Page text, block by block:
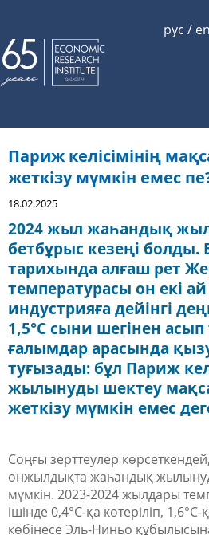
рус /
Париж келісімінің
жеткізу мүмкін емес
18.02.2025
2024 жыл жаһандық
бетбұрыс кезеңі болды.
тарихында алғаш рет
температурасы он екі
индустрияға дейінгі
1,5°С сыни шегінен асып
ғалымдар арасында қызу
туғызады: бұл Париж
жылынуды шектеу
жеткізу мүмкін емес
Соңғы зерттеулер
онжылдықта жаһандық
мүмкін. 2023-2024 жылдары
ішінде 0,4°C-қа көтеріліп, 1,6°C-
көбінесе Эль-Ниньо